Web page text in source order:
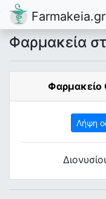
Farmakeia.gr
Φαρμακεία
Λήψη